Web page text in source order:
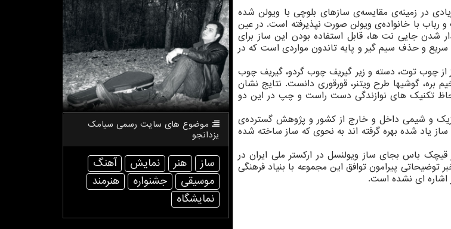
در زمینه‌ی مقایسه‌ی سازهای بلوچی با ویولن شده
رباب با خانواده‌ی ویولن صورت نپذیرفته است. در عین
شدن جایی نت ها، قابل استفاده بودن این ساز برای
و حذف سیم گیر و پایه تاندون مواردی است که در
چوب توت، دسته و زیر گیریف چوب گردو، گیریف چوب
بره، گوشیها طرح ویتنر، قورقوری دانست. نتایج نشان
تکنیک های نوازندگی دست راست و چپ در این دو
فیزیک و شیمی داخل و خارج از کشور و پژوهش گسترده‌ی
ساز یاد شده بهره گرفته اند به نحوی که ساز ساخته شده
باس بجای ساز ویولنسل در ارکستر ملی ایران در
پیرامون توافق این مجموعه با بنیاد فرهنگی
اشاره ای نشده است.
موضوع های سایت رسمی سیامك
یزدانجو
ساز هنر نمایش
آهنگ
موسیقی
جشنواره
هنرمند
نمایشگاه